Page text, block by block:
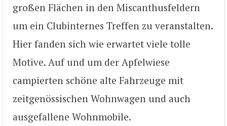
großen Flächen in den Miscanthusfeldern
um ein Clubinternes Treffen zu veranstalten.
Hier fanden sich wie erwartet viele tolle
Motive. Auf und um der Apfelwiese
campierten schöne alte Fahrzeuge mit
zeitgenössischen Wohnwagen und auch
ausgefallene Wohnmobile.